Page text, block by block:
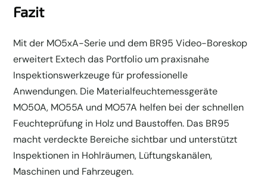
Fazit
Mit der MO5xA-Serie und dem BR95 Video-Boreskop
erweitert Extech das Portfolio um praxisnahe
Inspektionswerkzeuge für professionelle
Anwendungen. Die Materialfeuchtemessgeräte
MO50A, MO55A und MO57A helfen bei der schnellen
Feuchteprüfung in Holz und Baustoffen. Das BR95
macht verdeckte Bereiche sichtbar und unterstützt
Inspektionen in Hohlräumen, Lüftungskanälen,
Maschinen und Fahrzeugen.